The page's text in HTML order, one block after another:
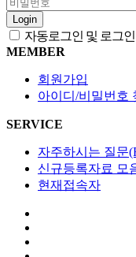
Login
자동로그인 및 로그인
MEMBER
회원가입
아이디/비밀번호
SERVICE
자주하시는 질문
신규등록자료 모
현재접속자